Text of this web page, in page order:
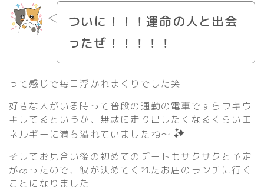
ついに！！！運命の人と出会
ったぜ！！！！！
って感じで毎日浮かれまくりでした笑
好きな人がいる時って普段の通勤の電車ですらウキウ
キしてるというか、無駄に走り出したくなるくらいエ
ネルギーに満ち溢れていましたね〜
そしてお見合い後の初めてのデートもサクサクと予定
があったので、彼が決めてくれたお店のランチに行く
ことになりました